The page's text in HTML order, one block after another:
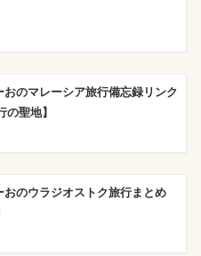
おのマレーシア旅行備忘録リンク
の聖地】
おのウラジオストク旅行まとめ